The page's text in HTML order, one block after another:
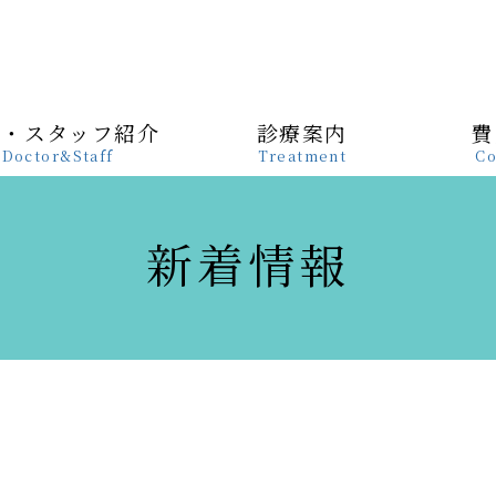
スタッフ紹介
Doctor&Staff
診療案内
Treatment
新着情報